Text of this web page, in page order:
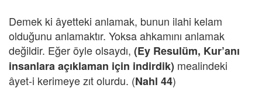
Demek ki âyetteki anlamak, bunun ilahi kelam
olduğunu anlamaktır. Yoksa ahkamını anlamak
değildir. Eğer öyle olsaydı, (Ey Resulüm, Kur’anı
insanlara açıklaman için indirdik) mealindeki
âyet-i kerimeye zıt olurdu. (Nahl 44)